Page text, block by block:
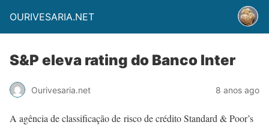
OURIVESARIA.NET
S&P eleva rating do Banco Inter
Ourivesaria.net 8 anos ago
A agência de classificação de risco de crédito Standard & Poor’s